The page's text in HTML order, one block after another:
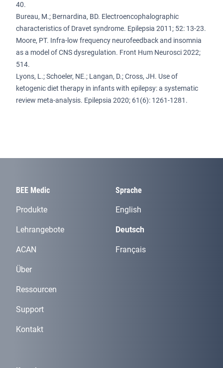
40.
Bureau, M.; Bernardina, BD. Electroencophalographic
characteristics of Dravet syndrome. Epilepsia 2011; 52: 13-23.
Moore, PT. Infra-low frequency neurofeedback and insomnia
as a model of CNS dysregulation. Front Hum Neurosci 2022;
514.
Lyons, L.; Schoeler, NE.; Langan, D.; Cross, JH. Use of
ketogenic diet therapy in infants with epilepsy: a systematic
review meta-analysis. Epilepsia 2020; 61(6): 1261-1281.
BEE Medic
Produkte
Lehrangebote
ACAN
Über
Ressourcen
Support
Kontakt
Sprache
English
Deutsch
Français